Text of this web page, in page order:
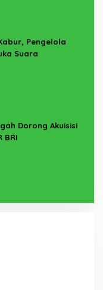
Pengelola
Suara
Dorong Akuisisi
BRI